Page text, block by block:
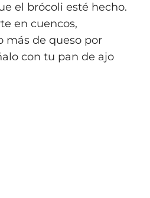
el brócoli esté hecho.
en cuencos,
más de queso por
con tu pan de ajo